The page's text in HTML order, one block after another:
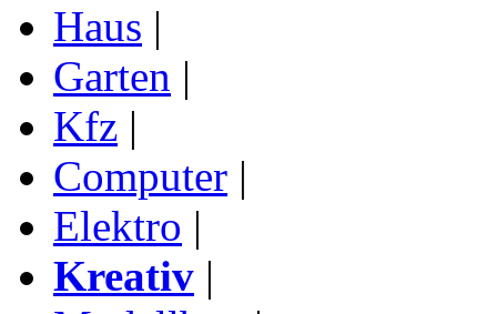
Haus |
Garten |
Kfz |
Computer |
Elektro |
Kreativ |